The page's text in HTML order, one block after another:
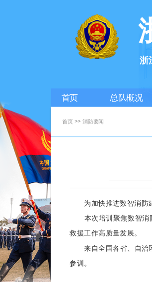
浙
首页 总队概况
首页 >>消防要闻
为加快推进数智消防建
本次培训聚焦数智消防
救援工作高质量发展。
来自全国各省、自治区
参训。